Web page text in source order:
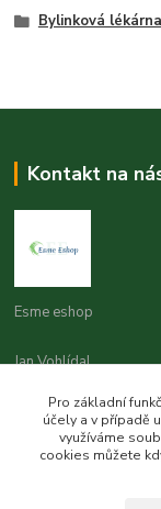
Bylinková lékárna
Kontakt na
Esme eshop
Jan Vohlídal
8,00 - 20,00
Pro základní
účely a v případě
využíváme
cookies můžete